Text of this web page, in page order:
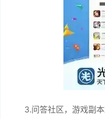
3.问答社区，游戏副